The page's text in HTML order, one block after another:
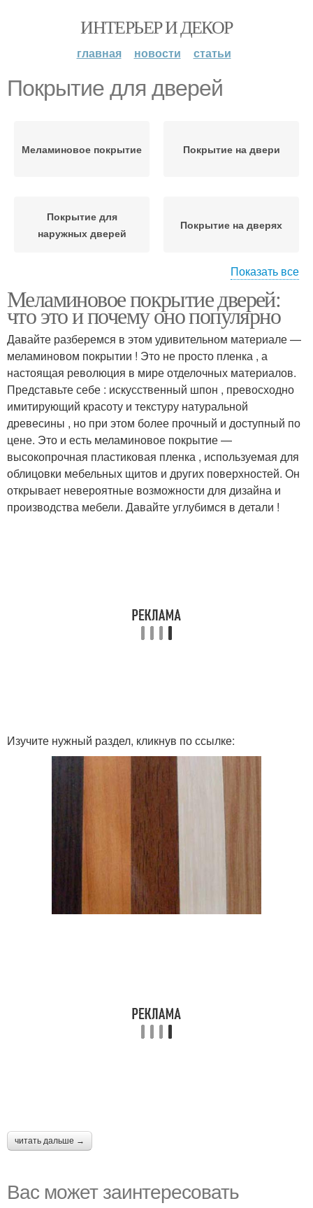
ИНТЕРЬЕР И ДЕКОР
главная новости статьи
Покрытие для дверей
Меламиновое покрытие Покрытие на двери
Покрытие для
наружных дверей
Покрытие на дверях
Межкомнатные двери Покрытия для дверей
Разница между
меламиновым
покрытием
Показать все
Меламиновое покрытие дверей:
что это и почему оно популярно
Давайте разберемся в этом удивительном материале —
меламиновом покрытии ! Это не просто пленка , а
настоящая революция в мире отделочных материалов.
Представьте себе : искусственный шпон , превосходно
имитирующий красоту и текстуру натуральной
древесины , но при этом более прочный и доступный по
цене. Это и есть меламиновое покрытие —
высокопрочная пластиковая пленка , используемая для
облицовки мебельных щитов и других поверхностей. Он
открывает невероятные возможности для дизайна и
производства мебели. Давайте углубимся в детали !
Изучите нужный раздел, кликнув по ссылке:
читать дальше →
Вас может заинтересовать